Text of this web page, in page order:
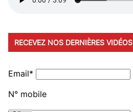
RECEVEZ NOS DERNIÈRES VIDÉOS
Email*
N° mobile